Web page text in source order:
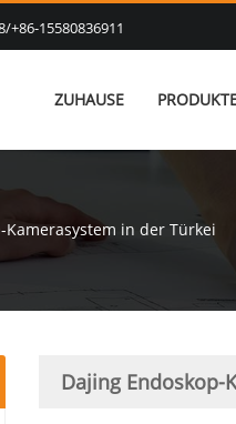
+86-15580836911
ZUHAUSE
Kamerasystem in der Türkei
Dajing Endoskop-